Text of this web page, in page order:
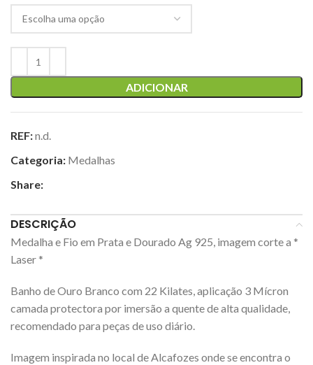
ADICIONAR
REF:n.d.
Categoria: Medalhas
Share:
DESCRIÇÃO
Medalha e Fio em Prata e Dourado Ag 925, imagem corte a *
Laser *
Banho de Ouro Branco com 22 Kilates, aplicação 3 Mícron
camada protectora por imersão a quente de alta qualidade,
recomendado para peças de uso diário.
Imagem inspirada no local de Alcafozes onde se encontra o